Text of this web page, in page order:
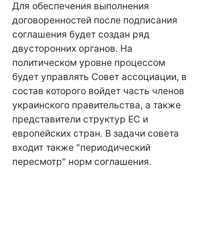
Для обеспечения выполнения
договоренностей после подписания
соглашения будет создан ряд
двусторонних органов. На
политическом уровне процессом
будет управлять Совет ассоциации, в
состав которого войдет часть членов
украинского правительства, а также
представители структур ЕС и
европейских стран. В задачи совета
входит также "периодический
пересмотр" норм соглашения.